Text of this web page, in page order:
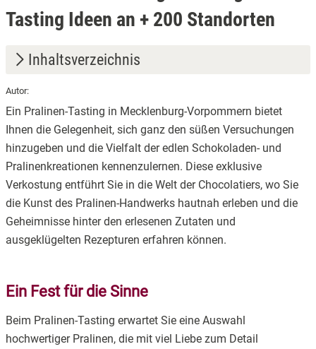
Tasting Ideen an + 200 Standorten
Inhaltsverzeichnis
1.
Ein Fest für die Sinne
3.
4. Der Ablauf des Tastings
6. Für Liebhabern und Entdecker
9. Buchen Sie Ihr Erlebnis
Autor:
Ein Pralinen-Tasting in Mecklenburg-Vorpommern bietet
Ihnen die Gelegenheit, sich ganz den süßen Versuchungen
hinzugeben und die Vielfalt der edlen Schokoladen- und
Pralinenkreationen kennenzulernen. Diese exklusive
Verkostung entführt Sie in die Welt der Chocolatiers, wo Sie
die Kunst des Pralinen-Handwerks hautnah erleben und die
Geheimnisse hinter den erlesenen Zutaten und
ausgeklügelten Rezepturen erfahren können.
Ein Fest für die Sinne
Beim Pralinen-Tasting erwartet Sie eine Auswahl
hochwertiger Pralinen, die mit viel Liebe zum Detail